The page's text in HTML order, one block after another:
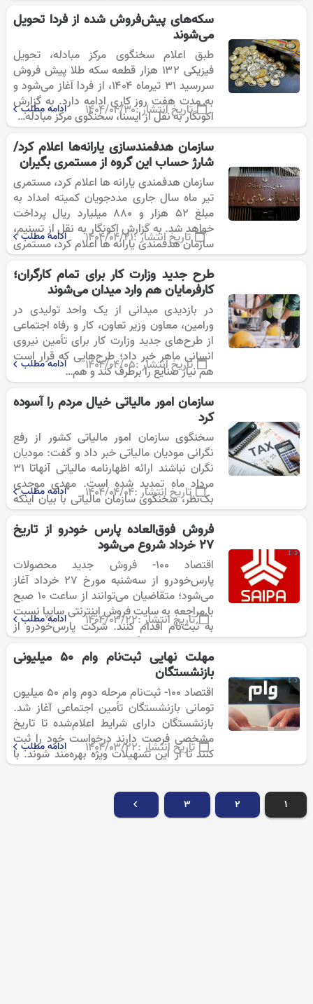
سکه‌های پیش‌فروش شده از فردا تحویل
می‌شوند
طبق اعلام سخنگوی مرکز مبادله، تحویل
فیزیکی ۱۳۲ هزار قطعه سکه طلا پیش فروش
سررسید ۳۱ تیرماه ۱۴۰۴، از فردا آغاز می‌شود و
به مدت هفت روز کاری ادامه دارد. به گزارش
اکونگار به نقل از ایسنا، سخنگوی مرکز مبادله…
تاریخ انتشار :۱۴۰۴/۰۴/۳۰ ادامه مطلب
سازمان هدفمندسازی یارانه‌ها اعلام کرد/
شارژ حساب این گروه از مستمری بگیران
سازمان هدفمندی یارانه ها اعلام کرد، مستمری
تیر ماه سال جاری مددجویان کمیته امداد به
مبلغ ۵۲ هزار و ۸۸۰ میلیارد ریال پرداخت
خواهد شد. به گزارش اکونگار به نقل از تسنیم،
سازمان هدفمندی یارانه ها اعلام کرد، مستمری
تیر…
تاریخ انتشار :۱۴۰۴/۰۴/۲۱ ادامه مطلب
طرح جدید وزارت کار برای تمام کارگران؛
کارفرمایان هم وارد میدان می‌شوند
در بازدیدی میدانی از یک واحد تولیدی در
ورامین، معاون وزیر تعاون، کار و رفاه اجتماعی
از طرح‌های جدید وزارت کار برای تأمین نیروی
انسانی ماهر خبر داد؛ طرح‌هایی که قرار است
هم نیاز صنایع را برطرف کند و هم…
تاریخ انتشار :۱۴۰۴/۰۴/۰۵ ادامه مطلب
سازمان امور مالیاتی خیال مردم را آسوده
کرد
سخنگوی سازمان امور مالیاتی کشور از رفع
نگرانی مودیان مالیاتی خبر داد و گفت: مودیان
نگران نباشند ارائه اظهارنامه مالیاتی آنهاتا ۳۱
مرداد ماه تمدید شده است. مهدی موحدی
بک‌نظر، سخنگوی سازمان مالیاتی با بیان اینکه
در حال حاضر برنامه…
تاریخ انتشار :۱۴۰۴/۰۴/۰۴ ادامه مطلب
فروش فوق‌العاده پارس خودرو از تاریخ
27 خرداد شروع می‌شود
اقتصاد 100- فروش جدید محصولات
پارس‌خودرو از سه‌شنبه مورخ ۲۷ خرداد آغاز
می‌شود؛ متقاضیان می‌توانند از ساعت ۱۰ صبح
با مراجعه به سایت فروش اینترنتی سایپا نسبت
به ثبت‌نام اقدام کنند. شرکت پارس‌خودرو از
زیرمجموعه‌های گروه خودروسازی سایپا، با
هدف…
تاریخ انتشار :۱۴۰۴/۰۳/۲۲ ادامه مطلب
مهلت نهایی ثبت‌نام وام 50 میلیونی
بازنشستگان
اقتصاد 100- ثبت‌نام مرحله دوم وام ۵۰ میلیون
تومانی بازنشستگان تأمین اجتماعی آغاز شد.
بازنشستگان دارای شرایط اعلام‌شده تا تاریخ
مشخصی فرصت دارند درخواست خود را ثبت
کنند تا از این تسهیلات ویژه بهره‌مند شوند. با
توجه به افزایش هزینه‌های…
تاریخ انتشار :۱۴۰۴/۰۳/۲۲ ادامه مطلب
۱ ۲ ۳